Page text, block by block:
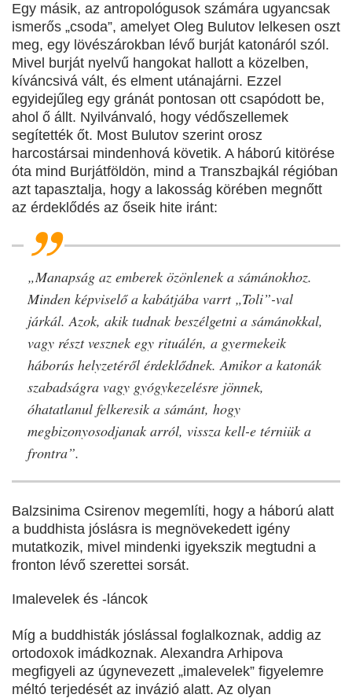
Egy másik, az antropológusok számára ugyancsak
ismerős „csoda”, amelyet Oleg Bulutov lelkesen oszt
meg, egy lövészárokban lévő burját katonáról szól.
Mivel burját nyelvű hangokat hallott a közelben,
kíváncsivá vált, és elment utánajárni. Ezzel
egyidejűleg egy gránát pontosan ott csapódott be,
ahol ő állt. Nyilvánvaló, hogy védőszellemek
segítették őt. Most Bulutov szerint orosz
harcostársai mindenhová követik. A háború kitörése
óta mind Burjátföldön, mind a Transzbajkál régióban
azt tapasztalja, hogy a lakosság körében megnőtt
az érdeklődés az őseik hite iránt:
„Manapság az emberek özönlenek a sámánokhoz.
Minden képviselő a kabátjába varrt „Toli”-val
járkál. Azok, akik tudnak beszélgetni a sámánokkal,
vagy részt vesznek egy rituálén, a gyermekeik
háborús helyzetéről érdeklődnek. Amikor a katonák
szabadságra vagy gyógykezelésre jönnek,
óhatatlanul felkeresik a sámánt, hogy
megbizonyosodjanak arról, vissza kell-e térniük a
frontra”.
Balzsinima Csirenov megemlíti, hogy a háború alatt
a buddhista jóslásra is megnövekedett igény
mutatkozik, mivel mindenki igyekszik megtudni a
fronton lévő szerettei sorsát.
Imalevelek és -láncok
Míg a buddhisták jóslással foglalkoznak, addig az
ortodoxok imádkoznak. Alexandra Arhipova
megfigyeli az úgynevezett „imalevelek” figyelemre
méltó terjedését az invázió alatt. Az olyan